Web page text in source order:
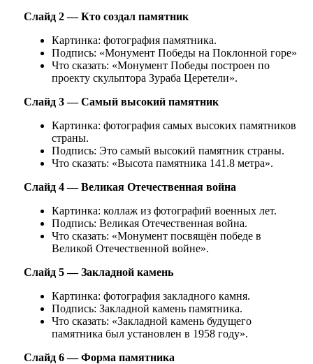
Слайд 2 — Кто создал памятник
Картинка: фотография памятника.
Подпись: «Монумент Победы на Поклонной горе»
Что сказать: «Монумент Победы построен по
проекту скульптора Зураба Церетели».
Слайд 3 — Самый высокий памятник
Картинка: фотография самых высоких памятников
страны.
Подпись: Это самый высокий памятник страны.
Что сказать: «Высота памятника 141.8 метра».
Слайд 4 — Великая Отечественная война
Картинка: коллаж из фотографий военных лет.
Подпись: Великая Отечественная война.
Что сказать: «Монумент посвящён победе в
Великой Отечественной войне».
Слайд 5 — Закладной камень
Картинка: фотография закладного камня.
Подпись: Закладной камень памятника.
Что сказать: «Закладной камень будущего
памятника был установлен в 1958 году».
Слайд 6 — Форма памятника